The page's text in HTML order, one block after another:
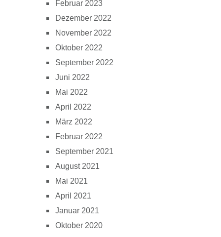
Februar 2023
Dezember 2022
November 2022
Oktober 2022
September 2022
Juni 2022
Mai 2022
April 2022
März 2022
Februar 2022
September 2021
August 2021
Mai 2021
April 2021
Januar 2021
Oktober 2020